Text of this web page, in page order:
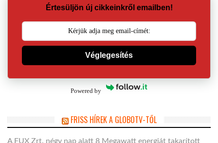
Értesüljön új cikkeinkről emailben!
Véglegesítés
Powered by
FRISS HÍREK A GLOBOTV-TŐL
A FUX Zrt. négy nap alatt 8 Megawatt energiát takarított